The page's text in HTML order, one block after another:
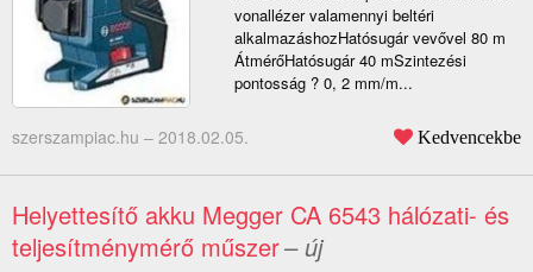
vonallézer valamennyi beltéri
alkalmazáshozHatósugár vevővel 80 m
ÁtmérőHatósugár 40 mSzintezési
pontosság ? 0, 2 mm/m...
szerszampiac.hu – 2018.02.05. Kedvencekbe
Helyettesítő akku Megger CA 6543 hálózati- és
teljesítménymérő műszer– új